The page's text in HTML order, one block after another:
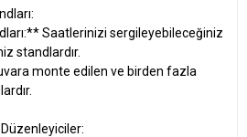
Saatlerinizi sergileyebileceğiniz
standlardır.
monte edilen ve birden fazla